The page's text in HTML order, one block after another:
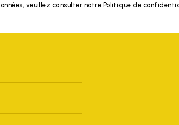
veuillez consulter notre Politique de